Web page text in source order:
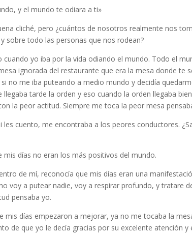
y el mundo te odiara a ti»
cliché, pero ¿cuántos de nosotros realmente nos
sobre todo las personas que nos rodean?
cuando yo iba por la vida odiando el mundo. Todo el
ignorada del restaurante que era la mesa donde te
si no me iba puteando a medio mundo y decidía
llegaba tarde la orden y eso cuando la orden llegaba
la peor actitud. Siempre me toca la peor mesa
les cuento, me encontraba a los peores conductores.
mis días no eran los más positivos del mundo.
de mí, reconocía que mis días eran una
voy a putear nadie, voy a respirar profundo, y tratare
pensaba yo.
mis días empezaron a mejorar, ya no me tocaba la
de que yo le decía gracias por su excelente atención